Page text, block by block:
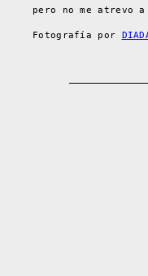
pero no me atrevo
Fotografía por